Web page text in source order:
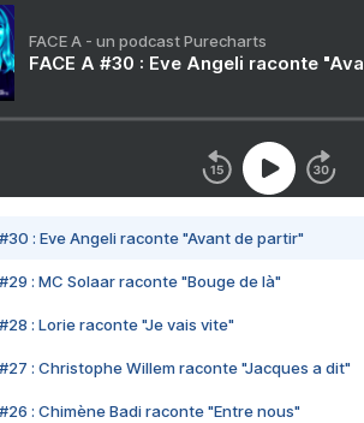
FACE A - un podcast Purecharts
FACE A #30 : Eve Angeli raconte
#30 : Eve Angeli raconte "Avant de partir"
#29 : MC Solaar raconte "Bouge de là"
#28 : Lorie raconte "Je vais vite"
#27 : Christophe Willem raconte "Jacques a dit"
#26 : Chimène Badi raconte "Entre nous"